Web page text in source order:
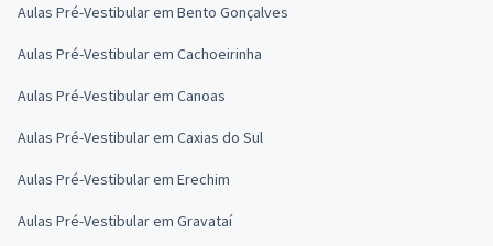
Aulas Pré-Vestibular em Bento Gonçalves
Aulas Pré-Vestibular em Cachoeirinha
Aulas Pré-Vestibular em Canoas
Aulas Pré-Vestibular em Caxias do Sul
Aulas Pré-Vestibular em Erechim
Aulas Pré-Vestibular em Gravataí